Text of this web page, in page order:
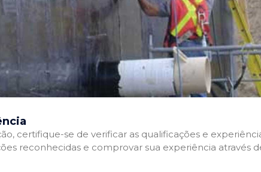
certifique-se de verificar as qualificações e
reconhecidas e comprovar sua experiência através